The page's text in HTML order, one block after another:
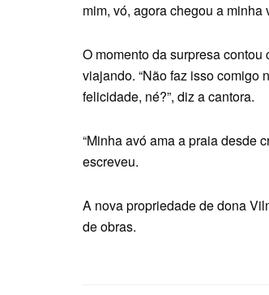
mim, vó, agora chegou a minha
O momento da surpresa
viajando. “Não faz isso comigo
felicidade, né?”, diz a cantora.
“Minha avó ama a praia desde
escreveu.
A nova propriedade de dona
de obras.